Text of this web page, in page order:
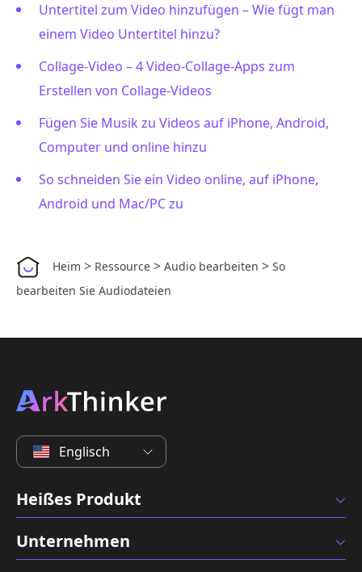
Untertitel zum Video hinzufügen – Wie fügt man
einem Video Untertitel hinzu?
Collage-Video – 4 Video-Collage-Apps zum
Erstellen von Collage-Videos
Fügen Sie Musik zu Videos auf iPhone, Android,
Computer und online hinzu
So schneiden Sie ein Video online, auf iPhone,
Android und Mac/PC zu
Heim > Ressource > Audio bearbeiten > So
bearbeiten Sie Audiodateien
Englisch
Heißes Produkt
Unternehmen